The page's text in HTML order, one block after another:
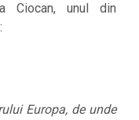
Ciocan, unul din
Europa, de unde